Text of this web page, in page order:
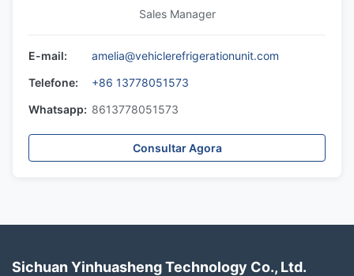
Sales Manager
E-mail:
amelia@vehiclerefrigerationunit.com
Telefone:
+86 13778051573
Whatsapp: 8613778051573
Consultar Agora
Sichuan Yinhuasheng Technology Co., Ltd.